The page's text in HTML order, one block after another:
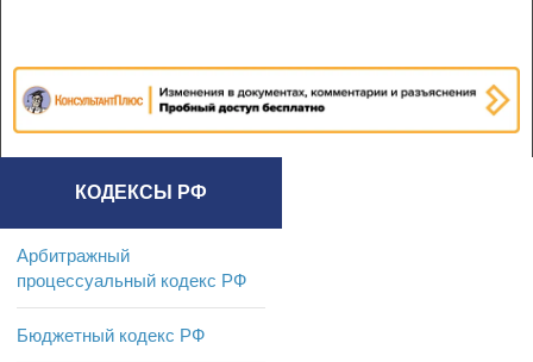
КОДЕКСЫ РФ
Арбитражный
процессуальный кодекс РФ
Бюджетный кодекс РФ